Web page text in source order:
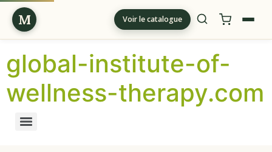
M Voir le catalogue
global-institute-of-
wellness-therapy.com